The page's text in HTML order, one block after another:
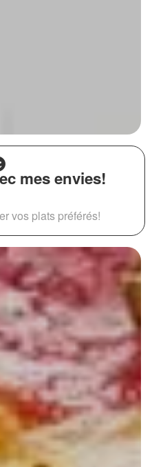
mes envies!
vos plats préférés!